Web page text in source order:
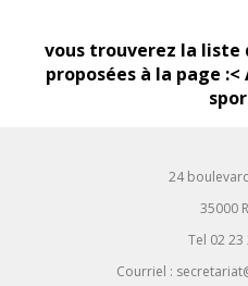
vous trouverez la
proposées à la page
24
35000
Tel 02 23
Courriel :